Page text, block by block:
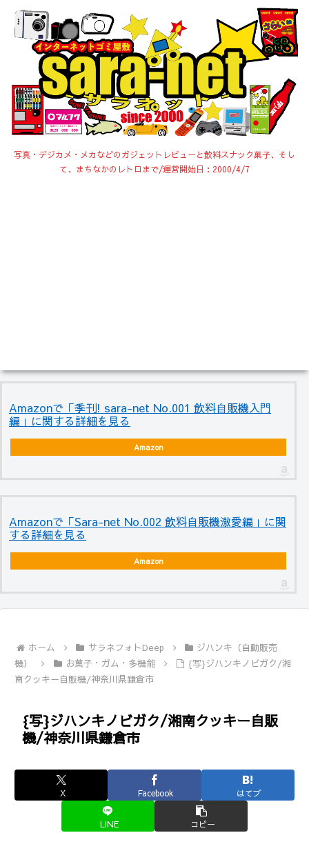
写真・デジカメ・メカなどのガジェットレビューと飲料スナック菓子、そし
て、まちなかのレトロまで/運営開始日：2000/4/7
Amazonで「季刊! sara-net No.001 飲料自販機入門
編」に関する詳細を見る
Amazon
Amazonで「Sara-net No.002 飲料自販機激愛編」に関
する詳細を見る
Amazon
ホーム サラネフォトDeep
ジハンキ（自動販売
機）
お菓子・ガム・多機能
{写}ジハンキノビガク/湘
南クッキー自販機/神奈川県鎌倉市
{写}ジハンキノビガク/湘南クッキー自販
機/神奈川県鎌倉市
X Facebook はてブ
LINE コピー